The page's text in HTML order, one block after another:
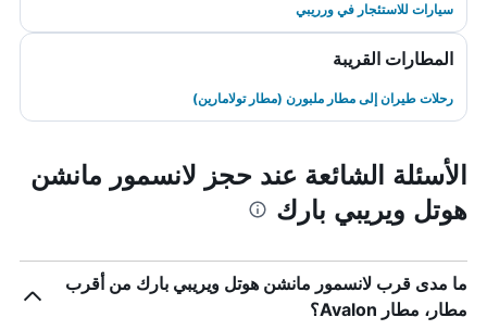
سيارات للاستئجار في ورريبي
المطارات القريبة
رحلات طيران إلى مطار ملبورن (مطار تولامارين)
الأسئلة الشائعة عند حجز لانسمور مانشن
هوتل ويريبي بارك
ما مدى قرب لانسمور مانشن هوتل ويريبي بارك من أقرب
مطار، مطار Avalon؟